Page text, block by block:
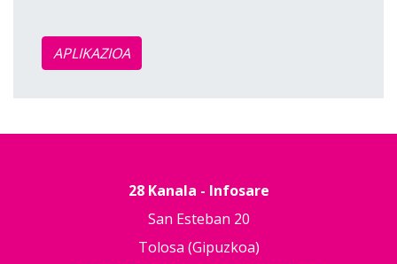
APLIKAZIOA
28 Kanala - Infosare
San Esteban 20
Tolosa (Gipuzkoa)